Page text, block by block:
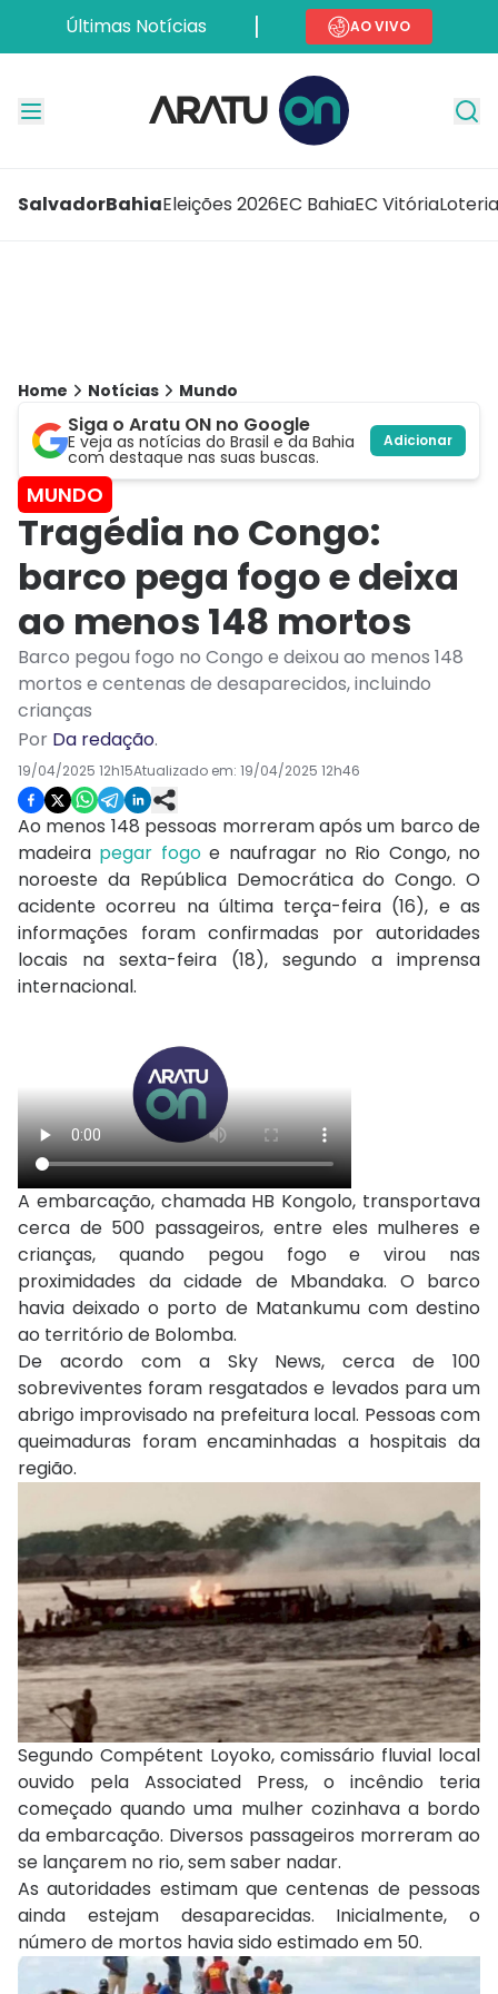
Últimas Notícias AO VIVO
SalvadorBahiaEleições 2026EC BahiaEC Vitória
Home Notícias Mundo
Siga o Aratu ON no Google
E veja as notícias do Brasil e da Bahia
com destaque nas suas buscas.
Adicionar
MUNDO
Tragédia no Congo:
barco pega fogo e deixa
ao menos 148 mortos
Barco pegou fogo no Congo e deixou ao menos 148
mortos e centenas de desaparecidos, incluindo
crianças
Por Da redação.
19/04/2025 12h15Atualizado em: 19/04/2025 12h46
Ao menos 148 pessoas morreram após um barco de
madeira pegar fogoe naufragar no Rio Congo, no
noroeste da República Democrática do Congo. O
acidente ocorreu na última terça-feira (16), e as
informações foram confirmadas por autoridades
locais na sexta-feira (18), segundo a imprensa
internacional.
A embarcação, chamada HB Kongolo, transportava
cerca de 500 passageiros, entre eles mulheres e
crianças, quando pegou fogo e virou nas
proximidades da cidade de Mbandaka. O barco
havia deixado o porto de Matankumu com destino
ao território de Bolomba.
De acordo com a Sky News, cerca de 100
sobreviventes foram resgatados e levados para um
abrigo improvisado na prefeitura local. Pessoas com
queimaduras foram encaminhadas a hospitais da
região.
Segundo Compétent Loyoko, comissário fluvial local
ouvido pela Associated Press, o incêndio teria
começado quando uma mulher cozinhava a bordo
da embarcação. Diversos passageiros morreram ao
se lançarem no rio, sem saber nadar.
As autoridades estimam que centenas de pessoas
ainda estejam desaparecidas. Inicialmente, o
número de mortos havia sido estimado em 50.